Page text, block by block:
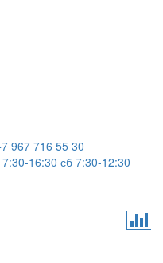
967 716 55 30
16:30 сб 7:30-12:30